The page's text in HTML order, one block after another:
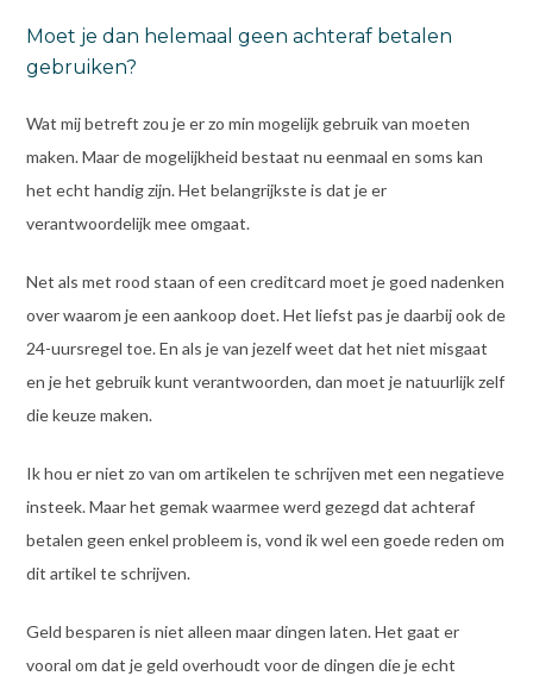
Moet je dan helemaal geen achteraf betalen
gebruiken?
Wat mij betreft zou je er zo min mogelijk gebruik van moeten
maken. Maar de mogelijkheid bestaat nu eenmaal en soms kan
het echt handig zijn. Het belangrijkste is dat je er
verantwoordelijk mee omgaat.
Net als met rood staan of een creditcard moet je goed nadenken
over waarom je een aankoop doet. Het liefst pas je daarbij ook de
24-uursregel toe. En als je van jezelf weet dat het niet misgaat
en je het gebruik kunt verantwoorden, dan moet je natuurlijk zelf
die keuze maken.
Ik hou er niet zo van om artikelen te schrijven met een negatieve
insteek. Maar het gemak waarmee werd gezegd dat achteraf
betalen geen enkel probleem is, vond ik wel een goede reden om
dit artikel te schrijven.
Geld besparen is niet alleen maar dingen laten. Het gaat er
vooral om dat je geld overhoudt voor de dingen die je echt